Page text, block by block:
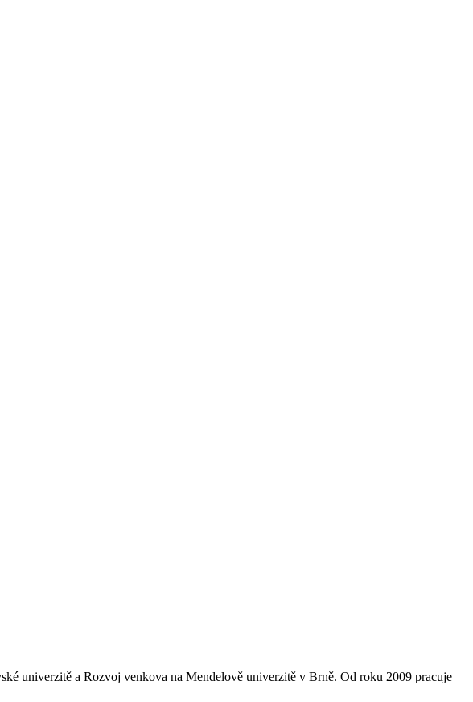
univerzitě a Rozvoj venkova na Mendelově univerzitě v Brně. Od roku 2009 pracuje